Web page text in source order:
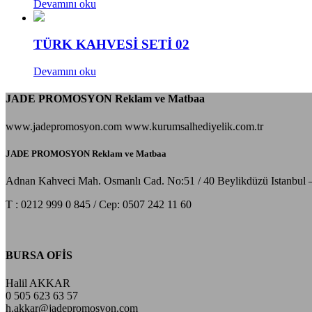
Devamını oku
TÜRK KAHVESİ SETİ 02
Devamını oku
JADE PROMOSYON Reklam ve Matbaa
www.jadepromosyon.com www.kurumsalhediyelik.com.tr
JADE PROMOSYON Reklam ve Matbaa
Adnan Kahveci Mah. Osmanlı Cad. No:51 / 40 Beylikdüzü Istanbul
T : 0212 999 0 845 / Cep: 0507 242 11 60
BURSA OFİS
Halil AKKAR
0 505 623 63 57
h.akkar@jadepromosyon.com